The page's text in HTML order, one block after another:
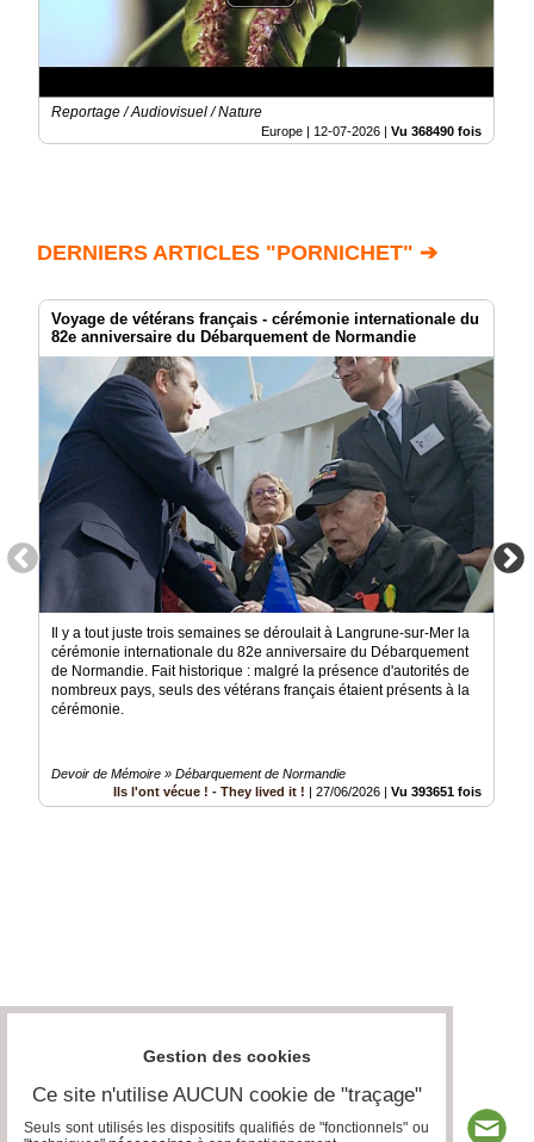
Reportage / Audiovisuel / Nature
Europe | 12-07-2026 | Vu 368490 fois
DERNIERS ARTICLES "PORNICHET" ➔
Voyage de vétérans français - cérémonie internationale du
82e anniversaire du Débarquement de Normandie
Il y a tout juste trois semaines se déroulait à Langrune-sur-Mer la
cérémonie internationale du 82e anniversaire du Débarquement
de Normandie. Fait historique : malgré la présence d'autorités de
nombreux pays, seuls des vétérans français étaient présents à la
cérémonie.
Devoir de Mémoire » Débarquement de Normandie
Ils l'ont vécue ! - They lived it !
27/06/2026 Vu 393651 fois
Gestion des cookies
Ce site n'utilise AUCUN cookie de "traçage"
Seuls sont utilisés les dispositifs qualifiés de "fonctionnels" ou